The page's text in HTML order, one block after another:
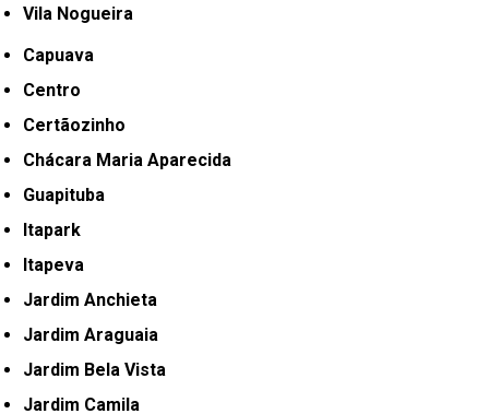
Vila Nogueira
Capuava
Centro
Certãozinho
Chácara Maria Aparecida
Guapituba
Itapark
Itapeva
Jardim Anchieta
Jardim Araguaia
Jardim Bela Vista
Jardim Camila